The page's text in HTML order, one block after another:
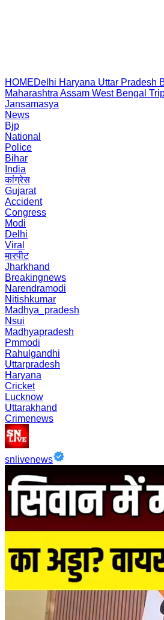
HOMEDelhi Haryana Uttar Pradesh
Maharashtra Assam West Bengal
Jansamasya
News
Bjp
National
Police
Bihar
India
कांग्रेस
Gujarat
Accident
Congress
Modi
Delhi
Viral
मारपीट
Jharkhand
Breakingnews
Narendramodi
Nitishkumar
Madhya_pradesh
Nsui
Madhyapradesh
Pmmodi
Rahulgandhi
Uttarpradesh
Haryana
Cricket
Lucknow
Uttarakhand
Crimenews
snlivenews